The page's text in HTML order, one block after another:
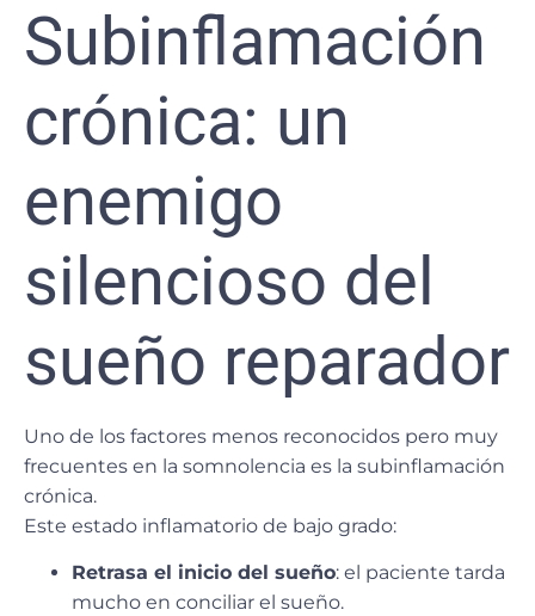
Subinflamación
crónica: un
enemigo
silencioso del
sueño reparador
Uno de los factores menos reconocidos pero muy
frecuentes en la somnolencia es la subinflamación
crónica.
Este estado inflamatorio de bajo grado:
Retrasa el inicio del sueño: el paciente tarda
mucho en conciliar el sueño.